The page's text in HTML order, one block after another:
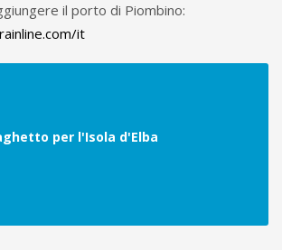
il porto di Piombino:
it
per l'Isola d'Elba